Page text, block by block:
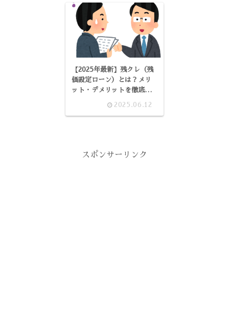
【2025年最新】残クレ（残
価設定ローン）とは？メリ
ット・デメリットを徹底解
2025.06.12
スポンサーリンク